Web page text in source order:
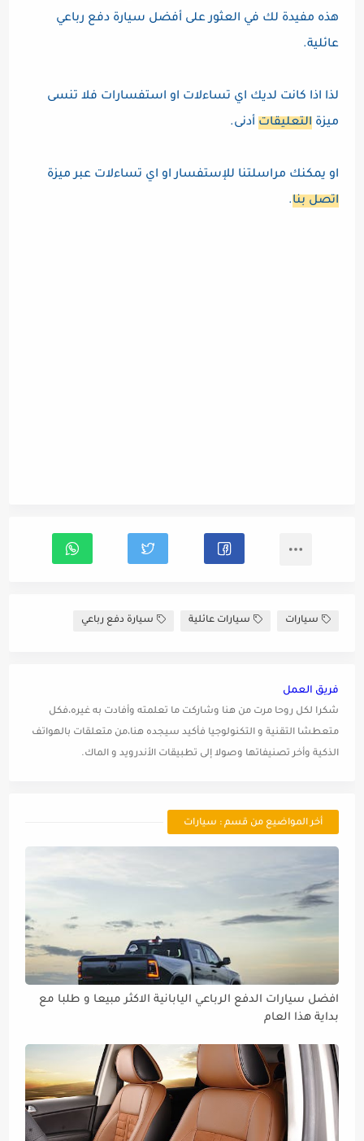
هذه مفيدة لك في العثور على أفضل سيارة دفع رباعي
عائلية.
لذا اذا كانت لديك اي تساءلات او استفسارات فلا تنسى
ميزة التعليقات أدنى.
او يمكنك مراسلتنا للإستفسار او اي تساءلات عبر ميزة
اتصل بنا.
سيارات سيارات عائلية سيارة دفع رباعي
فريق العمل
شكرا لكل روحا مرت من هنا وشاركت ما تعلمته وأفادت به غيره،فكل
متعطشا التقنية و التكنولوجيا فأكيد سيجده هنا،من متعلقات بالهواتف
الذكية وأخر تصنيفاتها وصولا إلى تطبيقات الأندرويد و الماك.
أخر المواضيع من قسم : سيارات
افضل سيارات الدفع الرباعي اليابانية الاكثر مبيعا و طلبا مع
بداية هذا العام